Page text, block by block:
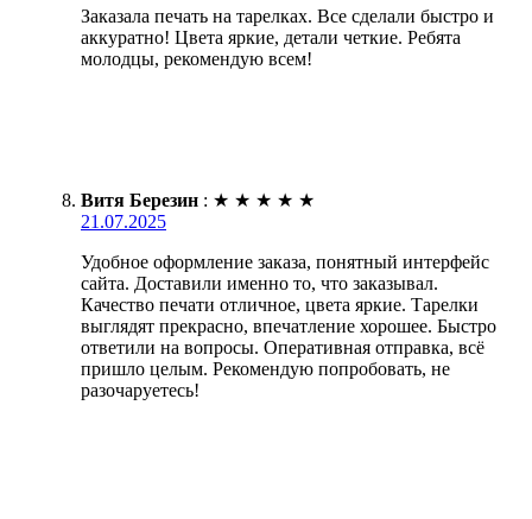
Заказала печать на тарелках. Все сделали быстро и
аккуратно! Цвета яркие, детали четкие. Ребята
молодцы, рекомендую всем!
Витя Березин : ★ ★ ★ ★ ★
21.07.2025
Удобное оформление заказа, понятный интерфейс
сайта. Доставили именно то, что заказывал.
Качество печати отличное, цвета яркие. Тарелки
выглядят прекрасно, впечатление хорошее. Быстро
ответили на вопросы. Оперативная отправка, всё
пришло целым. Рекомендую попробовать, не
разочаруетесь!